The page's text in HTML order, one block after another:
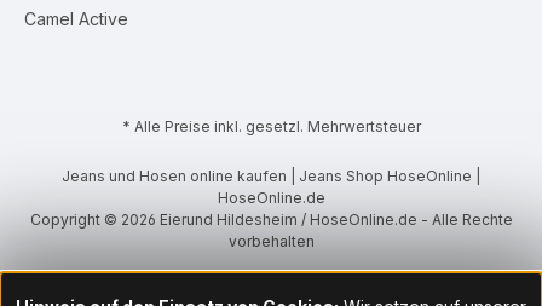
Camel Active
* Alle Preise inkl. gesetzl. Mehrwertsteuer
Jeans und Hosen online kaufen | Jeans Shop HoseOnline |
HoseOnline.de
Copyright © 2026 Eierund Hildesheim / HoseOnline.de - Alle Rechte
vorbehalten